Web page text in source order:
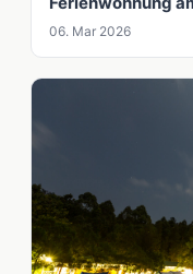
06. Mar 2026